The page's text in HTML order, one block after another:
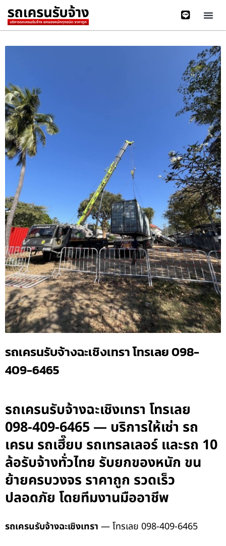
รถเครนรับจ้างฉะเชิงเทรา โทรเลย 098-
409-6465
รถเครนรับจ้างฉะเชิงเทรา โทรเลย
098-409-6465 — บริการให้เช่า รถ
เครน รถเฮี๊ยบ รถเทรลเลอร์ และรถ 10
ล้อรับจ้างทั่วไทย รับยกของหนัก ขน
ย้ายครบวงจร ราคาถูก รวดเร็ว
ปลอดภัย โดยทีมงานมืออาชีพ
รถเครนรับจ้างฉะเชิงเทรา — โทรเลย 098-409-6465